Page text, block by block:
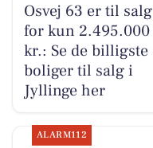
Osvej 63 er til salg
for kun 2.495.000
kr.: Se de billigste
boliger til salg i
Jyllinge her
ALARM112